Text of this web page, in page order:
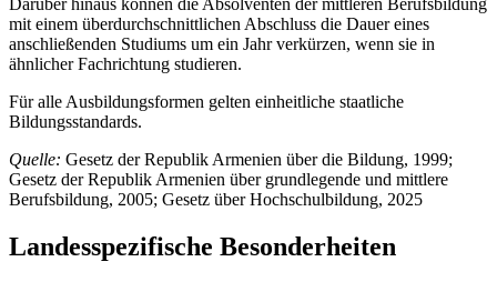
Darüber hinaus können die Absolventen der mittleren Berufsbildung
mit einem überdurchschnittlichen Abschluss die Dauer eines
anschließenden Studiums um ein Jahr verkürzen, wenn sie in
ähnlicher Fachrichtung studieren.
Für alle Ausbildungsformen gelten einheitliche staatliche
Bildungsstandards.
Quelle: Gesetz der Republik Armenien über die Bildung, 1999;
Gesetz der Republik Armenien über grundlegende und mittlere
Berufsbildung, 2005; Gesetz über Hochschulbildung, 2025
Landesspezifische Besonderheiten